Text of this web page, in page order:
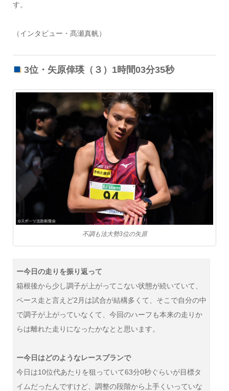
す。
（インタビュー・髙瀬真帆）
3位・矢原倖瑛（３）1時間03分35秒
不調も法大勢3位の矢原
ー今日の走りを振り返って
箱根後から少し調子が上がってこない状態が続いていて、
ペース走と言えど2月は試合が結構多くて、そこで自分の中
で調子が上がっていなくて、今回のハーフも本来の走りか
らは離れた走りになったかなとと思います。
ー今日はどのようなレースプランで
今日は10位代あたりを狙っていて63分0秒ぐらいが目標タ
イムだったんですけど、調整の段階から上手くいっていな